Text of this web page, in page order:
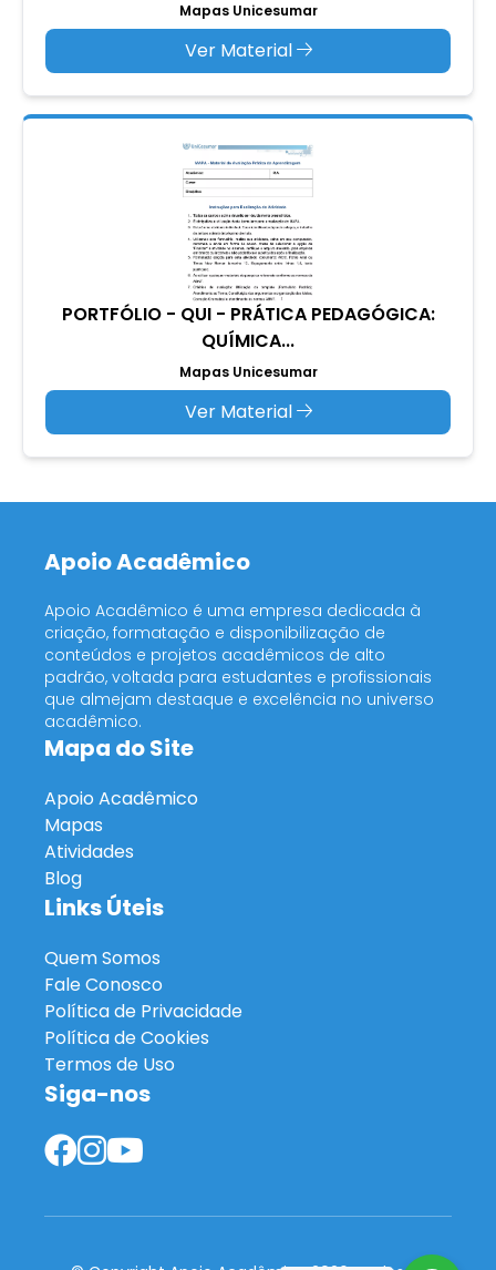
Mapas Unicesumar
Ver Material
PORTFÓLIO - QUI - PRÁTICA PEDAGÓGICA:
QUÍMICA...
Mapas Unicesumar
Ver Material
Apoio Acadêmico
Apoio Acadêmico é uma empresa dedicada à
criação, formatação e disponibilização de
conteúdos e projetos acadêmicos de alto
padrão, voltada para estudantes e profissionais
que almejam destaque e excelência no universo
acadêmico.
Mapa do Site
Apoio Acadêmico
Mapas
Atividades
Blog
Links Úteis
Quem Somos
Fale Conosco
Política de Privacidade
Política de Cookies
Termos de Uso
Siga-nos